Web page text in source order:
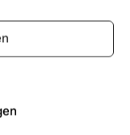
Lösungen
Hamburg. Seit
Shops mit